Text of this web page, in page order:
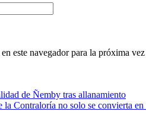
este navegador para la próxima
de Ñemby tras allanamiento
Contraloría no solo se convierta en